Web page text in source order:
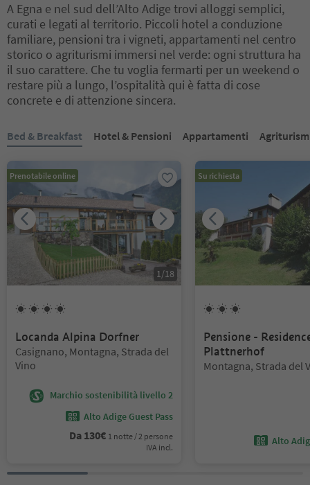
A Egna e nel sud dell’Alto Adige trovi alloggi semplici,
curati e legati al territorio. Piccoli hotel a conduzione
familiare, pensioni tra i vigneti, appartamenti nel centro
storico o agriturismi immersi nel verde: ogni struttura ha
il suo carattere. Che tu voglia fermarti per un weekend o
restare più a lungo, l’ospitalità qui è fatta di cose
concrete e di attenzione sincera.
Bed & Breakfast Hotel & Pensioni Appartamenti
Prenotabile online
1/18
Locanda Alpina Dorfner
Posizione:
Casignano, Montagna, Strada del
Vino
Marchio sostenibilità livello 2
Alto Adige Guest Pass
Da 130€ 1 notte / 2 persone
IVA incl.
Su richiesta
Pensione -
Plattnerhof
Posizione:
Montagna, Strada del
Alto